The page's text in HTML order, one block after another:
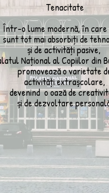
Tenacitate
Într-o lume modernă, în care
sunt tot mai absorbiți de
și de activități pasive,
Național al Copiilor din
promovează o varietate
activități extrașcolare,
devenind o oază de
și de dezvoltare